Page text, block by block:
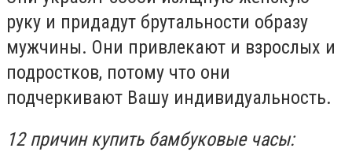
руку и придадут брутальности образу
мужчины. Они привлекают и взрослых и
подростков, потому что они
подчеркивают Вашу индивидуальность.
12 причин купить бамбуковые часы: